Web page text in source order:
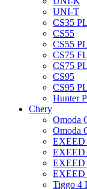
UNI-T
CS35
CS55
CS55
CS75 FL
CS75
CS95
CS95
Hunter
Chery
Omoda
Omoda
EXEED
Tiggo 4